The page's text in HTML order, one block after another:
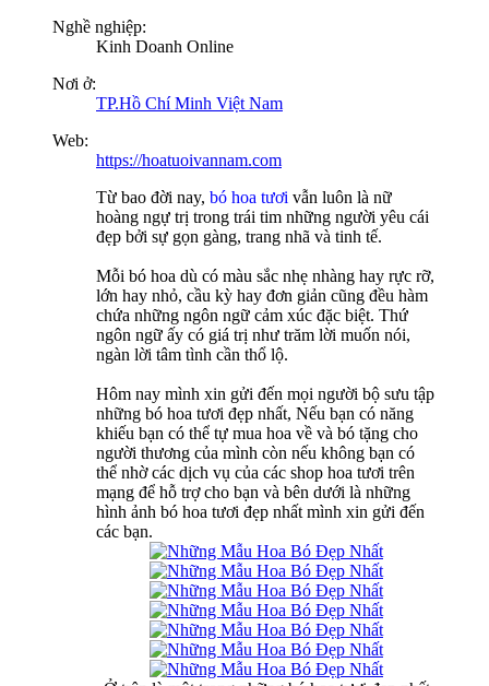
Nghề nghiệp:
Kinh Doanh Online
Nơi ở:
TP.Hồ Chí Minh Việt Nam
Web:
https://hoatuoivannam.com
Từ bao đời nay, bó hoa tươi vẫn luôn là nữ
hoàng ngự trị trong trái tim những người yêu cái
đẹp bởi sự gọn gàng, trang nhã và tinh tế.
Mỗi bó hoa dù có màu sắc nhẹ nhàng hay rực rỡ,
lớn hay nhỏ, cầu kỳ hay đơn giản cũng đều hàm
chứa những ngôn ngữ cảm xúc đặc biệt. Thứ
ngôn ngữ ấy có giá trị như trăm lời muốn nói,
ngàn lời tâm tình cần thổ lộ.
Hôm nay mình xin gửi đến mọi người bộ sưu tập
những bó hoa tươi đẹp nhất, Nếu bạn có năng
khiếu bạn có thể tự mua hoa về và bó tặng cho
người thương của mình còn nếu không bạn có
thể nhờ các dịch vụ của các shop hoa tươi trên
mạng để hỗ trợ cho bạn và bên dưới là những
hình ảnh bó hoa tươi đẹp nhất mình xin gửi đến
các bạn.